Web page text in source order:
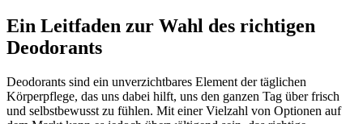
Ein Leitfaden zur Wahl des richtigen
Deodorants
Deodorants sind ein unverzichtbares Element der täglichen
Körperpflege, das uns dabei hilft, uns den ganzen Tag über frisch
und selbstbewusst zu fühlen. Mit einer Vielzahl von Optionen auf